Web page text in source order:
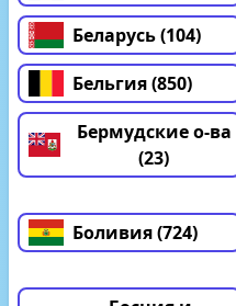
Беларусь (104)
Бельгия (850)
Бермудские о-ва
(23)
Боливия (724)